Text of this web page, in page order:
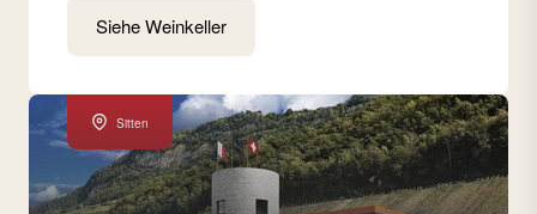
Siehe Weinkeller
Sitten